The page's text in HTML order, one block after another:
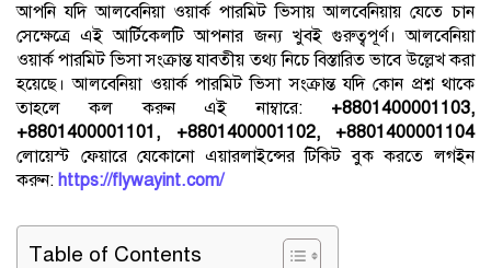
আপনি যদি আলবেনিয়া ওয়ার্ক পারমিট ভিসায় আলবেনিয়ায় যেতে চান
সেক্ষেত্রে এই আর্টিকেলটি আপনার জন্য খুবই গুরুত্বপূর্ণ। আলবেনিয়া
ওয়ার্ক পারমিট ভিসা সংক্রান্ত যাবতীয় তথ্য নিচে বিস্তারিত ভাবে উল্লেখ করা
হয়েছে। আলবেনিয়া ওয়ার্ক পারমিট ভিসা সংক্রান্ত যদি কোন প্রশ্ন থাকে
তাহলে কল করুন এই নাম্বারে: +8801400001103,
+8801400001101, +8801400001102, +8801400001104
লোয়েস্ট ফেয়ারে যেকোনো এয়ারলাইন্সের টিকিট বুক করতে লগইন
করুন: https://flywayint.com/
Table of Contents